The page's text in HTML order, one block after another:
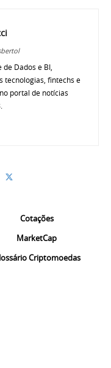
Dados e BI,
tecnologias, fintechs e
portal de notícias
Cotações
MarketCap
Criptomoedas